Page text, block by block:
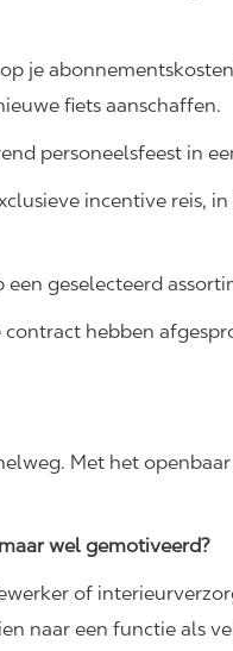
je
fiets aanschaffen.
personeelsfeest in
incentive reis,
geselecteerd
hebben
Met het
wel gemotiveerd?
of
naar een functie als